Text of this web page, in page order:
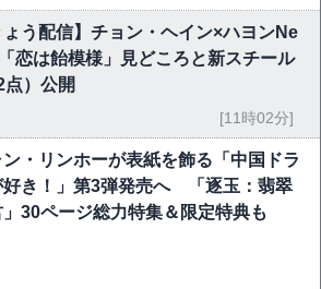
ょう配信】チョン・ヘイン×ハヨンNe
恋は飴模様」見どころと新スチール
点）公開
[11時02分]
ン・リンホーが表紙を飾る「中国ドラ
好き！」第3弾発売へ 「逐玉：翡翠
30ページ総力特集＆限定特典も